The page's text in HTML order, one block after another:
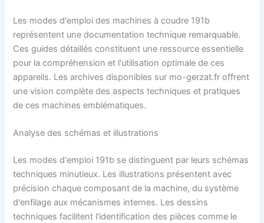
Les modes d'emploi des machines à coudre 191b
représentent une documentation technique remarquable.
Ces guides détaillés constituent une ressource essentielle
pour la compréhension et l'utilisation optimale de ces
appareils. Les archives disponibles sur mo-gerzat.fr offrent
une vision complète des aspects techniques et pratiques
de ces machines emblématiques.
Analyse des schémas et illustrations
Les modes d'emploi 191b se distinguent par leurs schémas
techniques minutieux. Les illustrations présentent avec
précision chaque composant de la machine, du système
d'enfilage aux mécanismes internes. Les dessins
techniques facilitent l'identification des pièces comme le